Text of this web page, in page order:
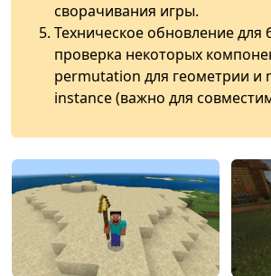
сворачивания игры.
Техническое обновление для
проверка некоторых
permutation для геометрии и
instance (важно для